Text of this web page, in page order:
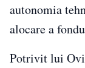
autonomia
alocare a
Potrivit lui